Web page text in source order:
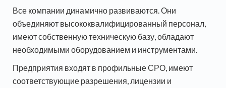
Все компании динамично развиваются. Они
объединяют высококвалифицированный персонал,
имеют собственную техническую базу, обладают
необходимыми оборудованием и инструментами.
Предприятия входят в профильные СРО, имеют
соответствующие разрешения, лицензии и